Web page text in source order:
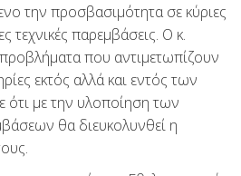
την προσβασιμότητα σε κύριες
τεχνικές παρεμβάσεις. Ο κ.
που αντιμετωπίζουν
εκτός αλλά και εντός των
ότι με την υλοποίηση των
θα διευκολυνθεί η